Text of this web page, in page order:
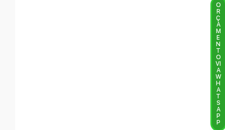
O
R
Ç
A
M
E
N
T
O
VI
A
W
H
A
T
S
A
P
P